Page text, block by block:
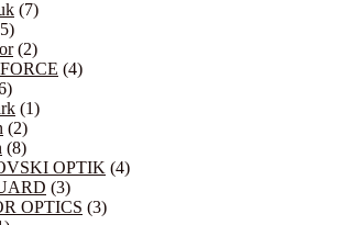
(7)
(2)
(4)
(1)
(2)
(8)
OPTIK (4)
(3)
OPTICS (3)